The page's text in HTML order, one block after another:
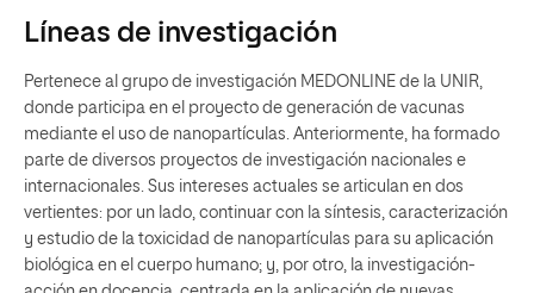
Líneas de investigación
Pertenece al grupo de investigación MEDONLINE de la UNIR,
donde participa en el proyecto de generación de vacunas
mediante el uso de nanopartículas. Anteriormente, ha formado
parte de diversos proyectos de investigación nacionales e
internacionales. Sus intereses actuales se articulan en dos
vertientes: por un lado, continuar con la síntesis, caracterización
y estudio de la toxicidad de nanopartículas para su aplicación
biológica en el cuerpo humano; y, por otro, la investigación-